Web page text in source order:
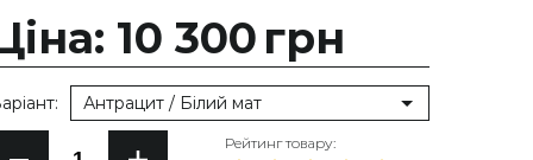
10 300 грн
Антрацит / Білий мат
Рейтинг товару: